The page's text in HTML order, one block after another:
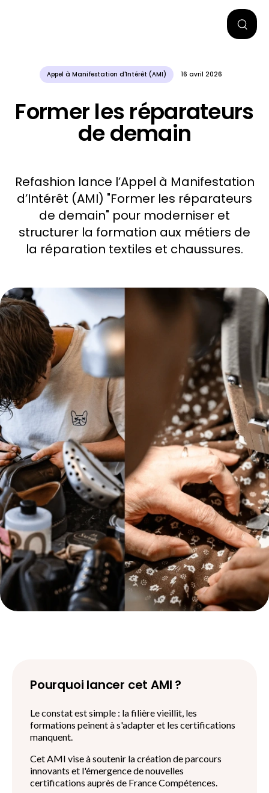
Appel à Manifestation d'Intérêt (AMI) 16 avril 2026
Former les réparateurs
de demain
Refashion lance l’Appel à Manifestation
d’Intérêt (AMI) "Former les réparateurs
de demain" pour moderniser et
structurer la formation aux métiers de
Pourquoi lancer cet AMI ?
Le constat est simple : la filière vieillit, les
formations peinent à s'adapter et les certifications
manquent.
Cet AMI vise à soutenir la créationde parcours
innovants et l'émergence de nouvelles
certifications auprès de France Compétences.